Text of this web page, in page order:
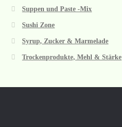
Suppen und Paste -Mix
Sushi Zone
Syrup, Zucker & Marmelade
Trockenprodukte, Mehl & Stärke